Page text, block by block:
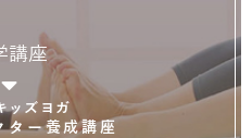
講座
ッズヨガ
ター養成講座